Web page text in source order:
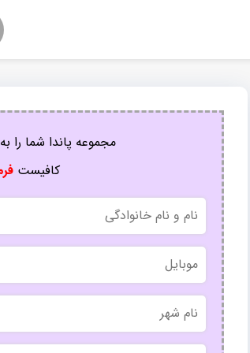
مجموعه پاندا شما
کافیست
و
نام
خانوادگی
موبایل
نام
شهر